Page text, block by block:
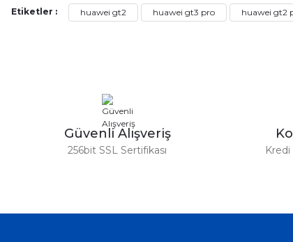
Serdar Keskin | 19/05/2026
Swatch yos Model saatime aldim arayip teyit aldiktan sonra
Mehmet Kenan | 18/02/2026
Etiketler : huawei gt2 huawei gt3 pro huawei gt2
Güvenli Alışveriş
256bit SSL Sertifikası